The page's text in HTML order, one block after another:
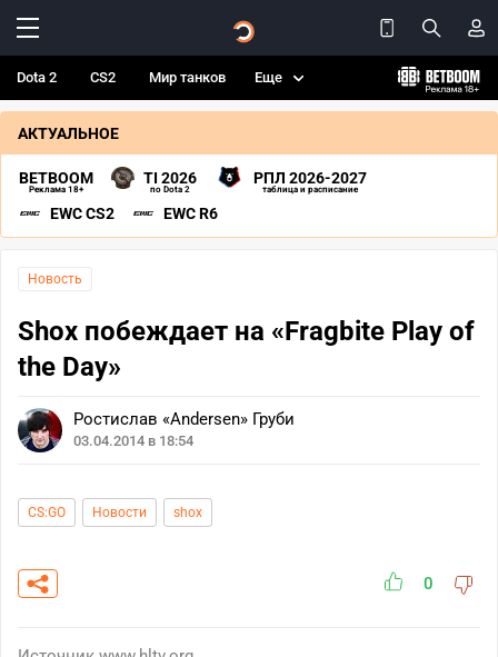
Dota 2 CS2 Мир танков Еще
АКТУАЛЬНОЕ
BETBOOM
Реклама 18+
TI 2026
по Dota 2
РПЛ 2026-2027
таблица и расписание
EWC CS2 EWC R6
Новость
Shox побеждает на «Fragbite Play of
the Day»
Ростислав «Andersen» Груби
03.04.2014 в 18:54
CS:GO Новости shox
0